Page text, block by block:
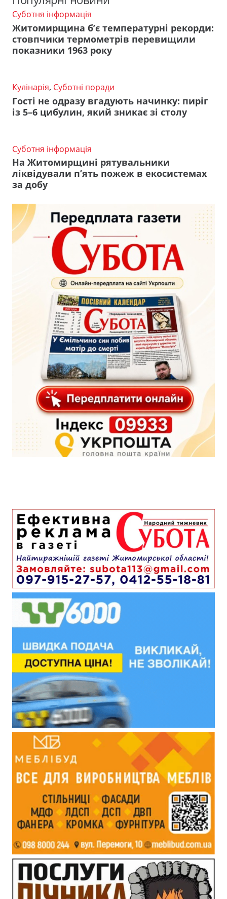
Суботня інформація
Житомирщина б’є температурні рекорди:
стовпчики термометрів перевищили
показники 1963 року
Кулінарія, Суботні поради
Гості не одразу вгадують начинку: пиріг
із 5–6 цибулин, який зникає зі столу
Суботня інформація
На Житомирщині рятувальники
ліквідували п’ять пожеж в екосистемах
за добу